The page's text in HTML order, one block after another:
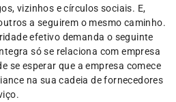
vizinhos e círculos sociais. E,
a seguirem o mesmo caminho.
efetivo demanda o seguinte
só se relaciona com empresa
se esperar que a empresa comece
na sua cadeia de fornecedores